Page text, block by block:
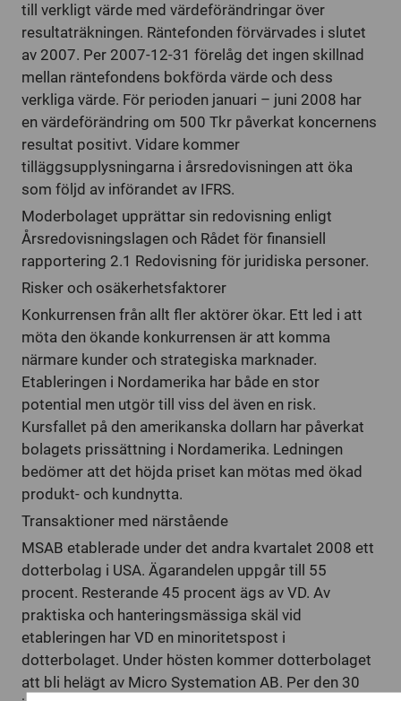
till verkligt värde med värdeförändringar över
resultaträkningen. Räntefonden förvärvades i slutet
av 2007. Per 2007-12-31 förelåg det ingen skillnad
mellan räntefondens bokförda värde och dess
verkliga värde. För perioden januari – juni 2008 har
en värdeförändring om 500 Tkr påverkat koncernens
resultat positivt. Vidare kommer
tilläggsupplysningarna i årsredovisningen att öka
som följd av införandet av IFRS.
Moderbolaget upprättar sin redovisning enligt
Årsredovisningslagen och Rådet för finansiell
rapportering 2.1 Redovisning för juridiska personer.
Risker och osäkerhetsfaktorer
Konkurrensen från allt fler aktörer ökar. Ett led i att
möta den ökande konkurrensen är att komma
närmare kunder och strategiska marknader.
Etableringen i Nordamerika har både en stor
potential men utgör till viss del även en risk.
Kursfallet på den amerikanska dollarn har påverkat
bolagets prissättning i Nordamerika. Ledningen
bedömer att det höjda priset kan mötas med ökad
produkt- och kundnytta.
Transaktioner med närstående
MSAB etablerade under det andra kvartalet 2008 ett
dotterbolag i USA. Ägarandelen uppgår till 55
procent. Resterande 45 procent ägs av VD. Av
praktiska och hanteringsmässiga skäl vid
etableringen har VD en minoritetspost i
dotterbolaget. Under hösten kommer dotterbolaget
att bli helägt av Micro Systemation AB. Per den 30